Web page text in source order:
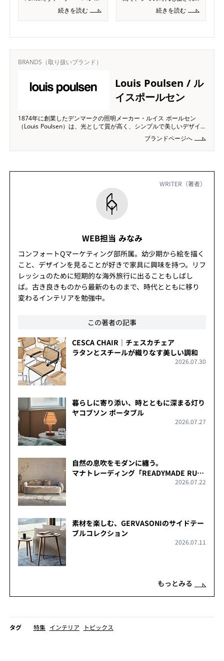
ン) によってデザインされま
中でも特に人気の「パンテ
続きを読む
てきました。今回は創業順
に、コンフォートQにてお取
り扱いのある北欧インテリ
ます。 Fritz Hansen｜フ
続きを読む
BRANDS（取り扱いブランド）
Louis Poulsen / ル
イスポールセン
1874年に創業したデンマークの照明メーカー・ルイス ポールセン
（Louis Poulsen）は、光として質が高く、シンプルで美しいデザイ
ンが特徴です。ルイスポールセンは長年にわたり、単にランプをデザ
インするだけではなく、屋内そして屋外で人々が心地よいと感じる雰
囲気を生みだす光をかたちづくってきまし
ブランドページへ
WRITER（著者）
WEB担当 みなみ
コンフォートQマーケティング部所属。幼少期から絵を描く
こと、デザインを見ることが好きで家具に興味を持つ。リフ
レッシュのために短期的な海外旅行に出ることもしばし
ば。古き良きものから最新のものまで、時代とともに移り
変わるインテリアを勉強中。
この著者の記事
CESCA CHAIR｜チェスカチェア
ラタンとスチールが織りなす美しい調和
2026.07.30
暮らしに寄り添い、時とともに深まる灯り
ヤコブソン ポータブル
2026.07.27
自然の息吹をモダンに纏う。
マナトレーディング「READYMADE RUG
2026.07.22
素材を楽しむ、GERVASONIのサイドテー
ブルコレクション
2026.07.11
もっとみる
タグ 特集 インテリア トピックス